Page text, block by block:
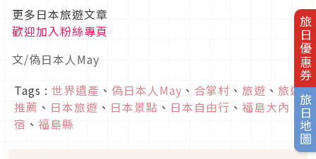
旅日優惠券
旅日地圖
更多日本旅遊文章
歡迎加入粉絲專頁
文/偽日本人May
Tags : 世界遺產 、 偽日本人May 、 合掌村 、 旅遊 、 旅遊
推薦 、 日本旅遊 、 日本景點 、 日本自由行 、 福島大內
宿 、 福島縣